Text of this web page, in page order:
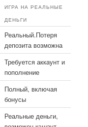
ИГРА НА РЕАЛЬНЫЕ
ДЕНЬГИ
Реальный.Потеря
депозита возможна
Требуется аккаунт и
пополнение
Полный, включая
бонусы
Реальные деньги,